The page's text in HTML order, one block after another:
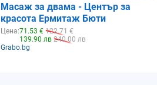
Масаж за двама - Център за
красота Ермитаж Бюти
Цена:71.53 € 122.71 €
139.90 лв 240.00 лв
Grabo.bg